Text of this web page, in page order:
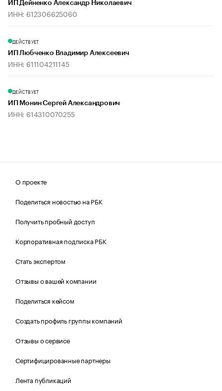
ИП Дейненко Александр Николаевич
ИНН: 612306625060
ДЕЙСТВУЕТ
ИП Любченко Владимир Алексеевич
ИНН: 611104211145
ДЕЙСТВУЕТ
ИП Монин Сергей Александрович
ИНН: 614310070255
О проекте
Поделиться новостью на РБК
Получить пробный доступ
Корпоративная подписка РБК
Стать экспертом
Отзывы о вашей компании
Поделиться кейсом
Создать профиль группы компаний
Отзывы о сервисе
Сертифицированные партнеры
Лента публикаций